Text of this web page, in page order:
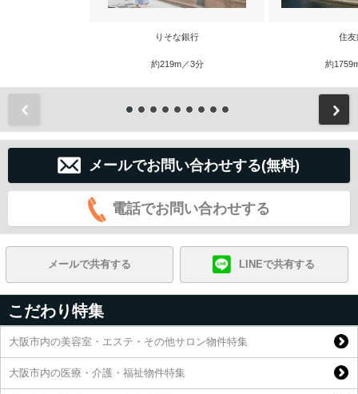
りそな銀行
約219m／3分
住友
約
メールでお問い合わせする(無料)
電話でお問い合わせする
メールで共有する LINEで共有する
こだわり特集
大阪市内の美容室・エステ・その他サロン物件特集
大阪市内の医療・介護・福祉物件特集